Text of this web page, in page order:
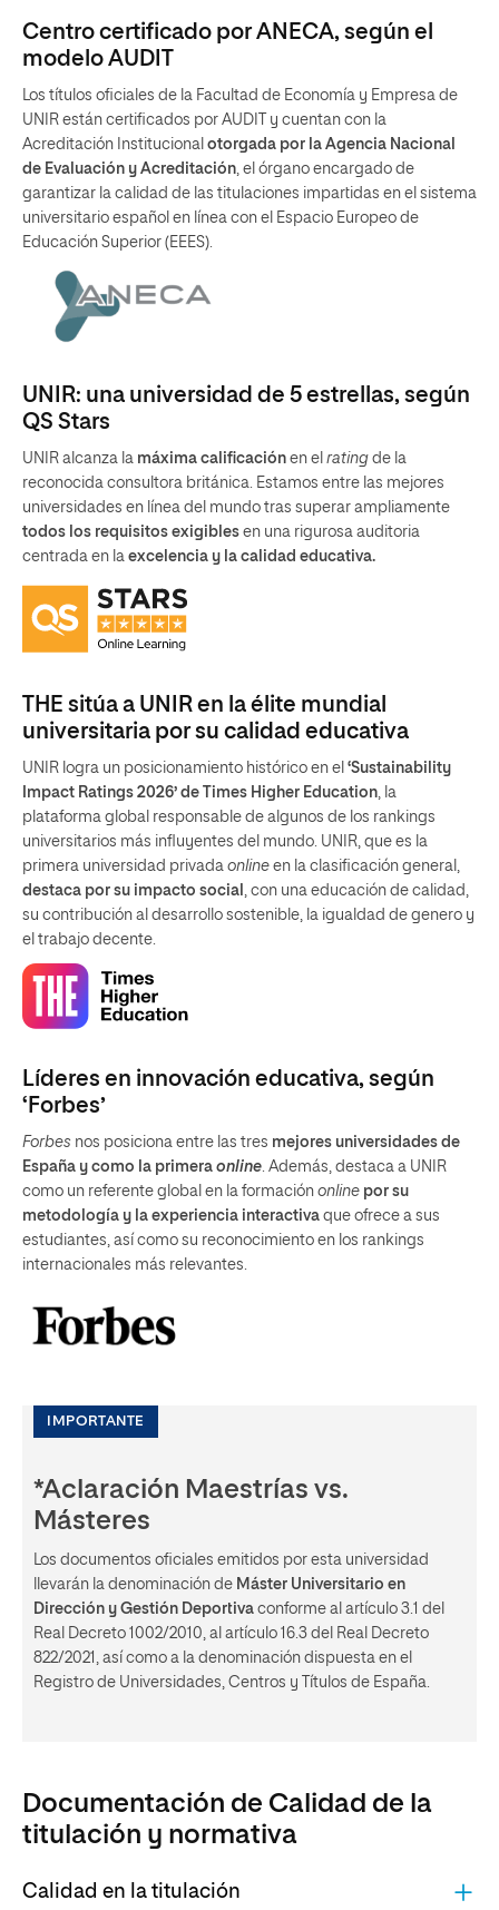
Centro certificado por ANECA, según el
modelo AUDIT
Los títulos oficiales de la Facultad de Economía y Empresa de
UNIR están certificados por AUDIT y cuentan con la
Acreditación Institucional otorgada por la Agencia Nacional
de Evaluación y Acreditación, el órgano encargado de
garantizar la calidad de las titulaciones impartidas en el sistema
universitario español en línea con el Espacio Europeo de
Educación Superior (EEES).
UNIR: una universidad de 5 estrellas, según
QS Stars
UNIR alcanza la máxima calificación en el rating de la
reconocida consultora británica. Estamos entre las mejores
universidades en línea del mundo tras superar ampliamente
todos los requisitos exigibles en una rigurosa auditoria
centrada en la excelencia y la calidad educativa.
THE sitúa a UNIR en la élite mundial
universitaria por su calidad educativa
UNIR logra un posicionamiento histórico en el ‘Sustainability
Impact Ratings 2026’ de Times Higher Education , la
plataforma global responsable de algunos de los rankings
universitarios más influyentes del mundo. UNIR, que es la
primera universidad privada online en la clasificación general,
destaca por su impacto social
, con una educación de calidad,
su contribución al desarrollo sostenible, la igualdad de genero y
el trabajo decente.
Líderes en innovación educativa, según
‘Forbes’
Forbes nos posiciona entre las tres mejores universidades de
España y como la primera online. Además, destaca a UNIR
como un referente global en la formación online por su
metodología y la experiencia interactiva que ofrece a sus
estudiantes, así como su reconocimiento en los rankings
internacionales más relevantes.
IMPORTANTE
*Aclaración Maestrías vs.
Másteres
Los documentos oficiales emitidos por esta universidad
llevarán la denominación de Máster Universitario en
Dirección y Gestión Deportiva conforme al artículo 3.1 del
Real Decreto 1002/2010, al artículo 16.3 del Real Decreto
822/2021, así como a la denominación dispuesta en el
Registro de Universidades, Centros y Títulos de España.
Documentación de Calidad de la
titulación y normativa
Calidad en la titulación